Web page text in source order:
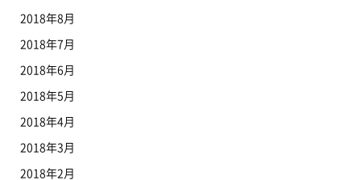
2018年8月
2018年7月
2018年6月
2018年5月
2018年4月
2018年3月
2018年2月